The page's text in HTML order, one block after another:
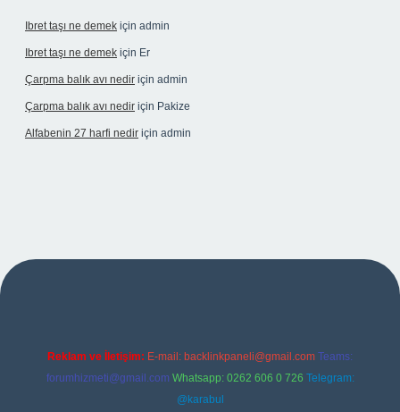
Ibret taşı ne demek için admin
Ibret taşı ne demek için Er
Çarpma balık avı nedir için admin
Çarpma balık avı nedir için Pakize
Alfabenin 27 harfi nedir için admin
Reklam ve İletişim: E-mail: backlinkpaneli@gmail.com Teams:
forumhizmeti@gmail.com Whatsapp: 0262 606 0 726 Telegram:
@karabul